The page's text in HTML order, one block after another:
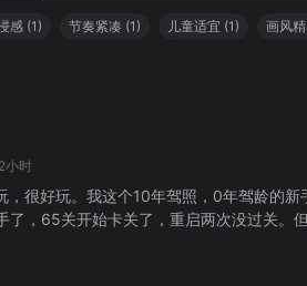
感 (1) 节奏紧凑 (1) 儿童适宜 (1) 画风
小时
，很好玩。我这个10年驾照，0年驾龄的
，65关开始卡关了，重启两次没过关。